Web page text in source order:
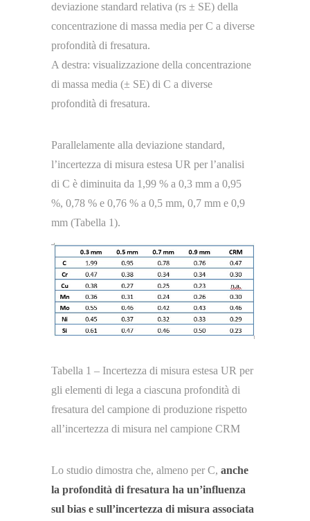
deviazione standard relativa (rs ± SE) della
concentrazione di massa media per C a diverse
profondità di fresatura.
A destra: visualizzazione della concentrazione
di massa media (± SE) di C a diverse
profondità di fresatura.
Parallelamente alla deviazione standard,
l’incertezza di misura estesa UR per l’analisi
di C è diminuita da 1,99 % a 0,3 mm a 0,95
%, 0,78 % e 0,76 % a 0,5 mm, 0,7 mm e 0,9
mm (Tabella 1).
Tabella 1 – Incertezza di misura estesa UR per
gli elementi di lega a ciascuna profondità di
fresatura del campione di produzione rispetto
all’incertezza di misura nel campione CRM
Lo studio dimostra che, almeno per C, anche
la profondità di fresatura ha un’influenza
sul bias e sull’incertezza di misura associata